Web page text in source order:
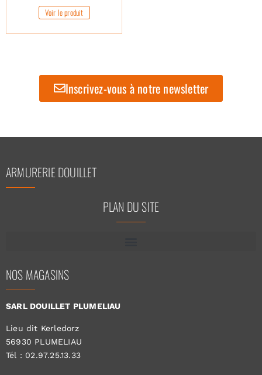
Voir le produit
Inscrivez-vous à notre newsletter
ARMURERIE DOUILLET
PLAN DU SITE
NOS MAGASINS
SARL DOUILLET PLUMELIAU
Lieu dit Kerledorz
56930 PLUMELIAU
Tél : 02.97.25.13.33